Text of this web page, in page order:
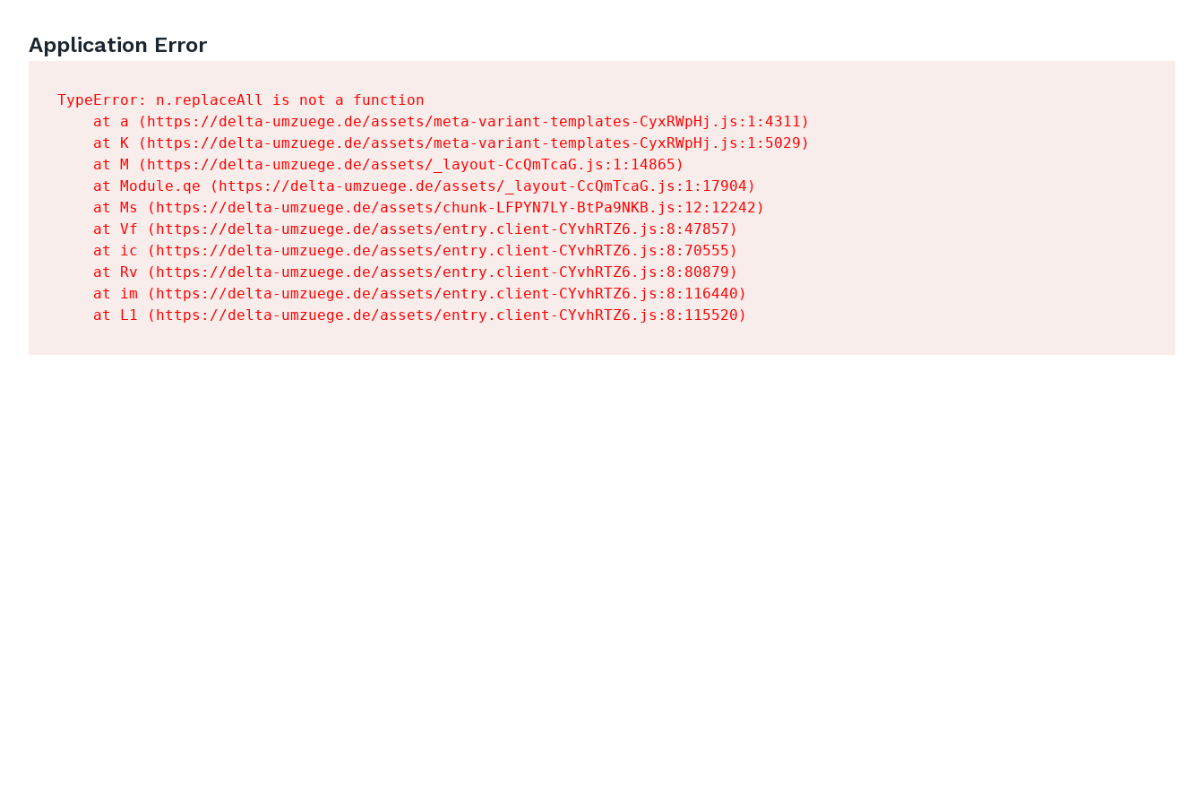
Application Error
TypeError: n.replaceAll is not a function
    at a (https://delta-umzuege.de/assets/meta-variant-templates-CyxRWpHj.js:1:4311)
    at K (https://delta-umzuege.de/assets/meta-variant-templates-CyxRWpHj.js:1:5029)
    at M (https://delta-umzuege.de/assets/_layout-CcQmTcaG.js:1:14865)
    at Module.qe (https://delta-umzuege.de/assets/_layout-CcQmTcaG.js:1:17904)
    at Ms (https://delta-umzuege.de/assets/chunk-LFPYN7LY-BtPa9NKB.js:12:12242)
    at Vf (https://delta-umzuege.de/assets/entry.client-CYvhRTZ6.js:8:47857)
    at ic (https://delta-umzuege.de/assets/entry.client-CYvhRTZ6.js:8:70555)
    at Rv (https://delta-umzuege.de/assets/entry.client-CYvhRTZ6.js:8:80879)
    at im (https://delta-umzuege.de/assets/entry.client-CYvhRTZ6.js:8:116440)
    at L1 (https://delta-umzuege.de/assets/entry.client-CYvhRTZ6.js:8:115520)